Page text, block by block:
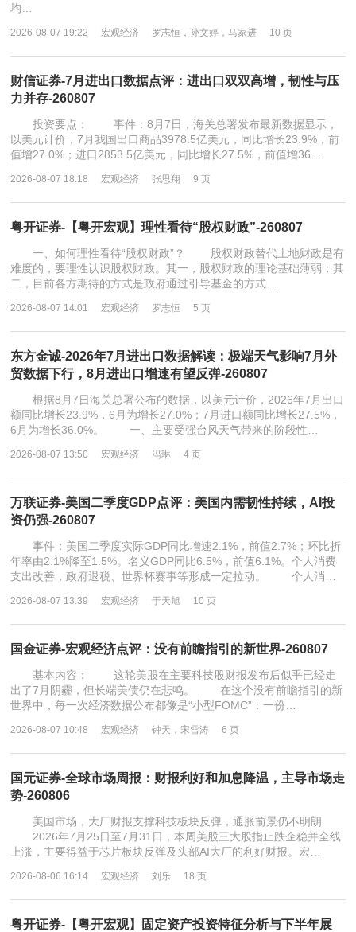
均…
2026-08-07 19:22 宏观经济 罗志恒，孙文婷，马家进 10 页
财信证券-7月进出口数据点评：进出口双双高增，韧性与压
力并存-260807
投资要点： 事件：8月7日，海关总署发布最新数据显示，
以美元计价，7月我国出口商品3978.5亿美元，同比增长23.9%，前
值增27.0%；进口2853.5亿美元，同比增长27.5%，前值增36…
2026-08-07 18:18 宏观经济 张思翔 9 页
粤开证券-【粤开宏观】理性看待“股权财政”-260807
一、如何理性看待“股权财政”？ 股权财政替代土地财政是有
难度的，要理性认识股权财政。其一，股权财政的理论基础薄弱；其
二，目前各方期待的方式是政府通过引导基金的方式…
2026-08-07 14:01 宏观经济 罗志恒 5 页
东方金诚-2026年7月进出口数据解读：极端天气影响7月外
贸数据下行，8月进出口增速有望反弹-260807
根据8月7日海关总署公布的数据，以美元计价，2026年7月出口
额同比增长23.9%，6月为增长27.0%；7月进口额同比增长27.5%，
6月为增长36.0%。 一、主要受强台风天气带来的阶段性…
2026-08-07 13:50 宏观经济 冯琳 4 页
万联证券-美国二季度GDP点评：美国内需韧性持续，AI投
资仍强-260807
事件：美国二季度实际GDP同比增速2.1%，前值2.7%；环比折
年率由2.1%降至1.5%。名义GDP同比6.5%，前值6.1%。个人消费
支出改善，政府退税、世界杯赛事等形成一定拉动。 个人消…
2026-08-07 13:39 宏观经济 于天旭 10 页
国金证券-宏观经济点评：没有前瞻指引的新世界-260807
基本内容： 这轮美股在主要科技股财报发布后似乎已经走
出了7月阴霾，但长端美债仍在悲鸣。 在这个没有前瞻指引的新
世界中，每一次经济数据公布都像是“小型FOMC”：一份…
2026-08-07 10:48 宏观经济 钟天，宋雪涛 6 页
国元证券-全球市场周报：财报利好和加息降温，主导市场走
势-260806
美国市场，大厂财报支撑科技板块反弹，通胀前景仍不明朗
2026年7月25日至7月31日，本周美股三大股指止跌企稳并全线
上涨，主要得益于芯片板块反弹及头部AI大厂的利好财报。宏…
2026-08-06 16:14 宏观经济 刘乐 18 页
粤开证券-【粤开宏观】固定资产投资特征分析与下半年展